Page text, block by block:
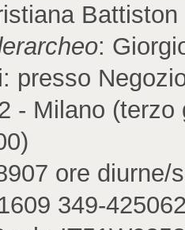
Battiston
:
presso
- Milano
ore diurne/
349-